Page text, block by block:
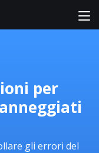
per
gli errori del